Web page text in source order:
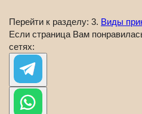
Перейти к разделу: 3. Виды
Если страница Вам
сетях: